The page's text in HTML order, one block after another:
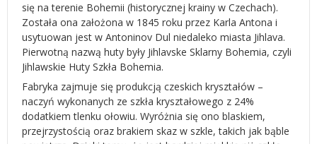
się na terenie Bohemii (historycznej krainy w Czechach).
Została ona założona w 1845 roku przez Karla Antona i
usytuowan jest w Antoninov Dul niedaleko miasta Jihlava.
Pierwotną nazwą huty były Jihlavske Sklarny Bohemia, czyli
Jihlawskie Huty Szkła Bohemia.
Fabryka zajmuje się produkcją czeskich kryształów –
naczyń wykonanych ze szkła kryształowego z 24%
dodatkiem tlenku ołowiu. Wyróżnia się ono blaskiem,
przejrzystością oraz brakiem skaz w szkle, takich jak bąble